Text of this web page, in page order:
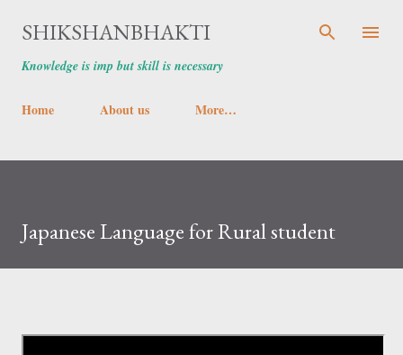
Skip to main content
SHIKSHANBHAKTI
Knowledge is imp but skill is necessary
Home About us More…
Japanese Language for Rural student